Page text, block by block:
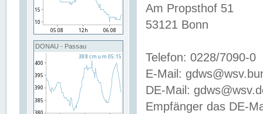
DONAU - Passau
Am Propsthof 51
53121 Bonn
Telefon: 0228/7090-0
E-Mail:
DE-Mail:
Empfänger das DE-